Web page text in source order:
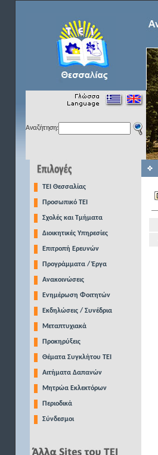
Αναζήτηση:
TEI Θεσσαλίας
Προσωπικό ΤΕΙ
Σχολές και Τμήματα
Διοικητικές Υπηρεσίες
Επιτροπή Ερευνών
Προγράμματα / Έργα
Ανακοινώσεις
Ενημέρωση Φοιτητών
Εκδηλώσεις / Συνέδρια
Μεταπτυχιακά
Προκηρύξεις
Θέματα Συγκλήτου ΤΕΙ
Αιτήματα Δαπανών
Μητρώα Εκλεκτόρων
Περιοδικά
Σύνδεσμοι